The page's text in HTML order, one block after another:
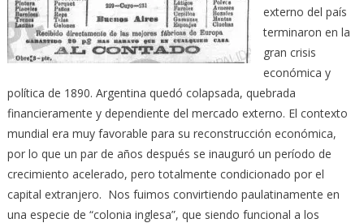
externo del país
terminaron en la
gran crisis
económica y
política de 1890. Argentina quedó colapsada, quebrada
financieramente y dependiente del mercado externo. El contexto
mundial era muy favorable para su reconstrucción económica,
por lo que un par de años después se inauguró un período de
crecimiento acelerado, pero totalmente condicionado por el
capital extranjero. Nos fuimos convirtiendo paulatinamente en
una especie de “colonia inglesa”, que siendo funcional a los